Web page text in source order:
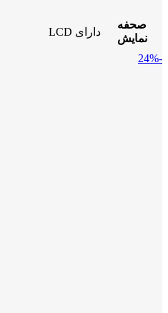
صحفه
نمایش
دارای LCD
-24%